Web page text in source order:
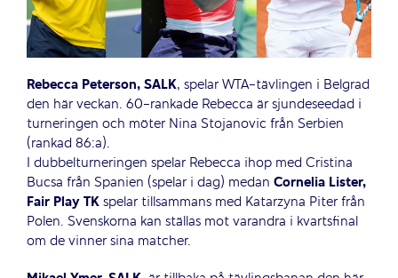
Rebecca Peterson, SALK, spelar WTA-tävlingen i Belgrad
den här veckan. 60-rankade Rebecca är sjundeseedad i
turneringen och möter Nina Stojanovic från Serbien
(rankad 86:a).
I dubbelturneringen spelar Rebecca ihop med Cristina
Bucsa från Spanien (spelar i dag) medan Cornelia Lister,
Fair Play TKspelar tillsammans med Katarzyna Piter från
Polen. Svenskorna kan ställas mot varandra i kvartsfinal
om de vinner sina matcher.